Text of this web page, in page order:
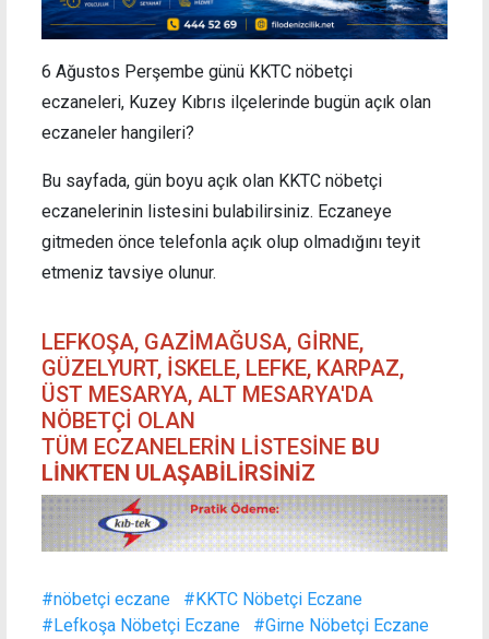
6 Ağustos Perşembe günü KKTC nöbetçi
eczaneleri, Kuzey Kıbrıs ilçelerinde bugün açık olan
eczaneler hangileri?
Bu sayfada, gün boyu açık olan KKTC nöbetçi
eczanelerinin listesini bulabilirsiniz. Eczaneye
gitmeden önce telefonla açık olup olmadığını teyit
etmeniz tavsiye olunur.
LEFKOŞA, GAZİMAĞUSA, GİRNE,
GÜZELYURT, İSKELE, LEFKE, KARPAZ,
ÜST MESARYA, ALT MESARYA'DA
NÖBETÇİ OLAN
TÜM ECZANELERİN LİSTESİNE BU
LİNKTEN ULAŞABİLİRSİNİZ
#nöbetçi eczane
#KKTC Nöbetçi Eczane
#Lefkoşa Nöbetçi Eczane
#Girne Nöbetçi Eczane